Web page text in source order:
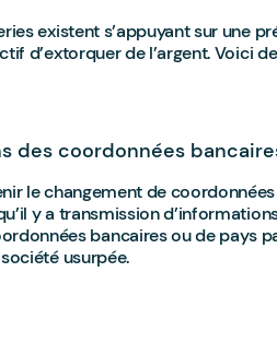
existent s’appuyant sur une
d’extorquer de l’argent. Voici
des coordonnées
le changement de
y a transmission
bancaires ou de pays
usurpée.